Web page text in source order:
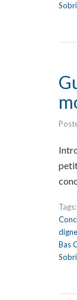
Tags:
Bas